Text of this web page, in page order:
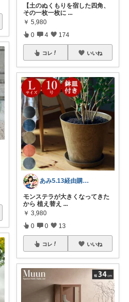
【土のぬくもりを宿した四角、
その一枚一枚に ...
￥ 5,980
0 4 174
コレ いいね
あみ5.13経由購入ありがとうございます
モンステラが大きくなってきた
から 植え替え ...
￥ 3,980
0 0 13
コレ いいね